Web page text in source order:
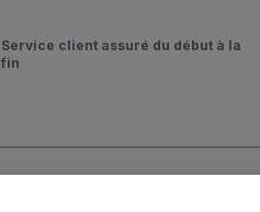
Service client assuré du début à la
fin